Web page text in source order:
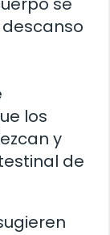
los
y
de